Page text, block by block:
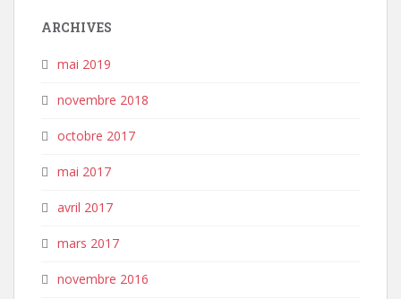
ARCHIVES
mai 2019
novembre 2018
octobre 2017
mai 2017
avril 2017
mars 2017
novembre 2016